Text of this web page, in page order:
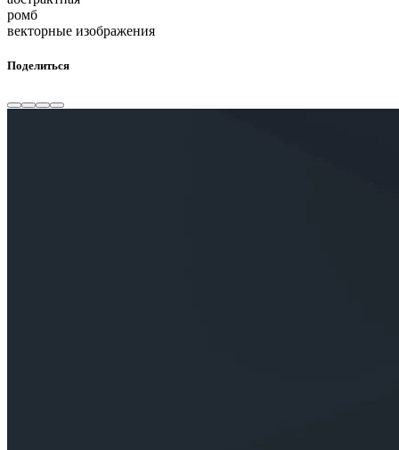
ромб
векторные изображения
Поделиться